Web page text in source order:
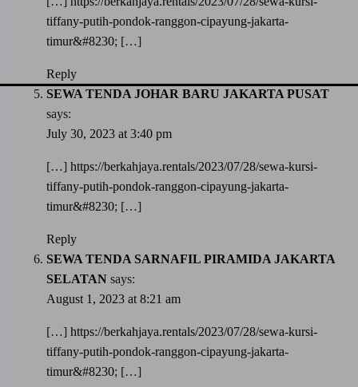
tiffany-putih-pondok-ranggon-cipayung-jakarta-
timur&#8230; […]
Reply
SEWA TENDA JOHAR BARU JAKARTA PUSAT
says:
July 30, 2023 at 3:40 pm
[…] https://berkahjaya.rentals/2023/07/28/sewa-kursi-
tiffany-putih-pondok-ranggon-cipayung-jakarta-
timur&#8230; […]
Reply
SEWA TENDA SARNAFIL PIRAMIDA JAKARTA
SELATAN says:
August 1, 2023 at 8:21 am
[…] https://berkahjaya.rentals/2023/07/28/sewa-kursi-
tiffany-putih-pondok-ranggon-cipayung-jakarta-
timur&#8230; […]